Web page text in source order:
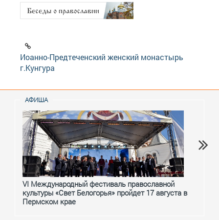
Иоанно-Предтеченский женский монастырь
г.Кунгура
АФИША
VI Международный фестиваль православной
культуры «Свет Белогорья» пройдет 17 августа в
Пермском крае